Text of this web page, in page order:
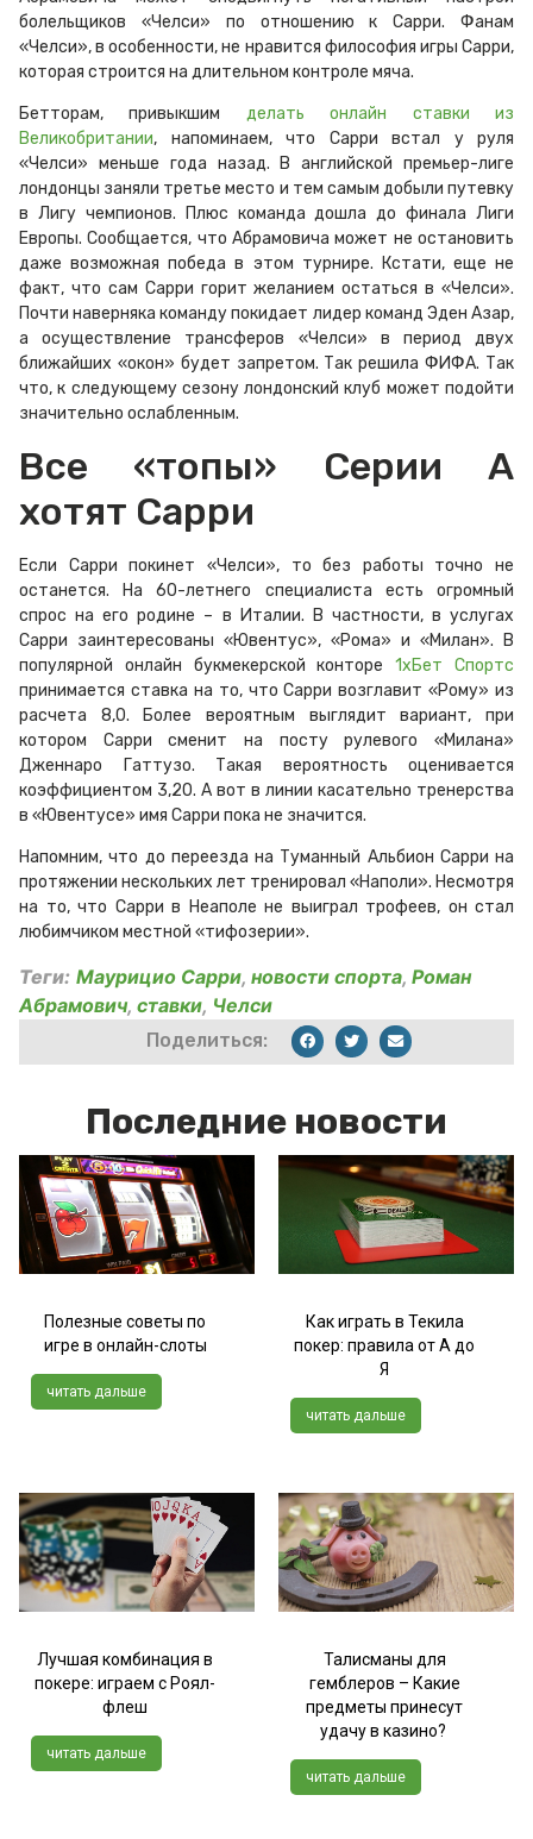
болельщиков «Челси» по отношению к Сарри. Фанам
«Челси», в особенности, не нравится философия игры Сарри,
которая строится на длительном контроле мяча.
Бетторам, привыкшим делать онлайн ставки из
Великобритании, напоминаем, что Сарри встал у руля
«Челси» меньше года назад. В английской премьер-лиге
лондонцы заняли третье место и тем самым добыли путевку
в Лигу чемпионов. Плюс команда дошла до финала Лиги
Европы. Сообщается, что Абрамовича может не остановить
даже возможная победа в этом турнире. Кстати, еще не
факт, что сам Сарри горит желанием остаться в «Челси».
Почти наверняка команду покидает лидер команд Эден Азар,
а осуществление трансферов «Челси» в период двух
ближайших «окон» будет запретом. Так решила ФИФА. Так
что, к следующему сезону лондонский клуб может подойти
значительно ослабленным.
Все «топы» Серии А
хотят Сарри
Если Сарри покинет «Челси», то без работы точно не
останется. На 60-летнего специалиста есть огромный
спрос на его родине – в Италии. В частности, в услугах
Сарри заинтересованы «Ювентус», «Рома» и «Милан». В
популярной онлайн букмекерской конторе1хБет Спортс
принимается ставка на то, что Сарри возглавит «Рому» из
расчета 8,0. Более вероятным выглядит вариант, при
котором Сарри сменит на посту рулевого «Милана»
Дженнаро Гаттузо. Такая вероятность оценивается
коэффициентом 3,20. А вот в линии касательно тренерства
в «Ювентусе» имя Сарри пока не значится.
Напомним, что до переезда на Туманный Альбион Сарри на
протяжении нескольких лет тренировал «Наполи». Несмотря
на то, что Сарри в Неаполе не выиграл трофеев, он стал
любимчиком местной «тифозерии».
Теги: Маурицио Сарри, новости спорта, Роман
Абрамович, ставки, Челси
Поделиться:
Последние новости
Полезные советы по
игре в онлайн-слоты
читать дальше
Как играть в Текила
покер: правила от А до
Я
читать дальше
Лучшая комбинация в
покере: играем с Роял-
флеш
читать дальше
Талисманы для
гемблеров – Какие
предметы принесут
удачу в казино?
читать дальше